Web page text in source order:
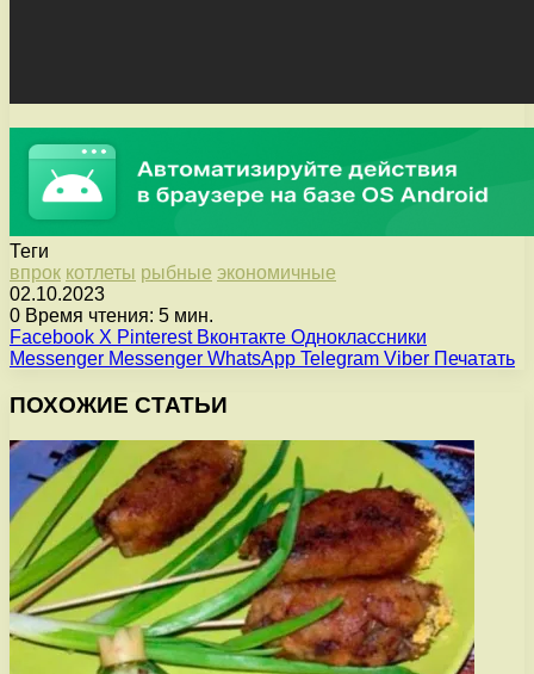
Теги
впрок котлеты рыбные экономичные
02.10.2023
0 Время чтения: 5 мин.
Facebook X Pinterest Вконтакте Одноклассники
Messenger Messenger WhatsApp Telegram Viber Печатать
ПОХОЖИЕ СТАТЬИ